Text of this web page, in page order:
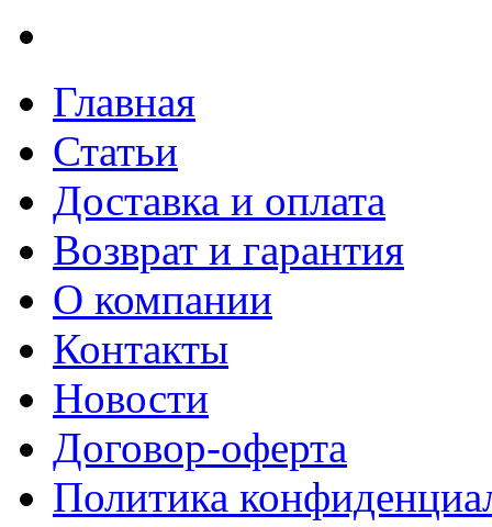
Главная
Статьи
Доставка и оплата
Возврат и гарантия
О компании
Контакты
Новости
Договор-оферта
Политика